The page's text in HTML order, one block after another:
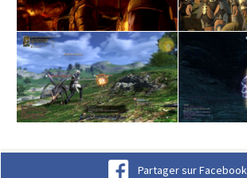
Partager sur Facebook